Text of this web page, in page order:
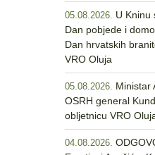
05.08.2026. U Kninu
Dan pobjede i
Dan hrvatskih
VRO Oluja
05.08.2026. Ministar
OSRH general
obljetnicu VRO
04.08.2026.